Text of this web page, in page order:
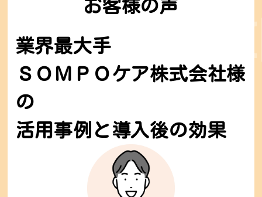
お客様の声
業界最大手
ＳＯＭＰＯケア株式会社様
の
活用事例と導入後の効果